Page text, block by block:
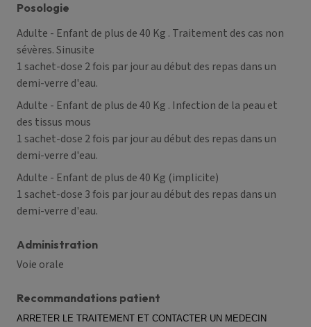
Posologie
Adulte - Enfant de plus de 40 Kg . Traitement des cas non
sévères. Sinusite
1 sachet-dose 2 fois par jour au début des repas dans un
demi-verre d'eau.
Adulte - Enfant de plus de 40 Kg . Infection de la peau et
des tissus mous
1 sachet-dose 2 fois par jour au début des repas dans un
demi-verre d'eau.
Adulte - Enfant de plus de 40 Kg (implicite)
1 sachet-dose 3 fois par jour au début des repas dans un
demi-verre d'eau.
Administration
Voie orale
Recommandations patient
ARRETER LE TRAITEMENT ET CONTACTER UN MEDECIN